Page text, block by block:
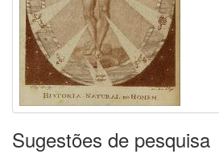
Sugestões de pesquisa